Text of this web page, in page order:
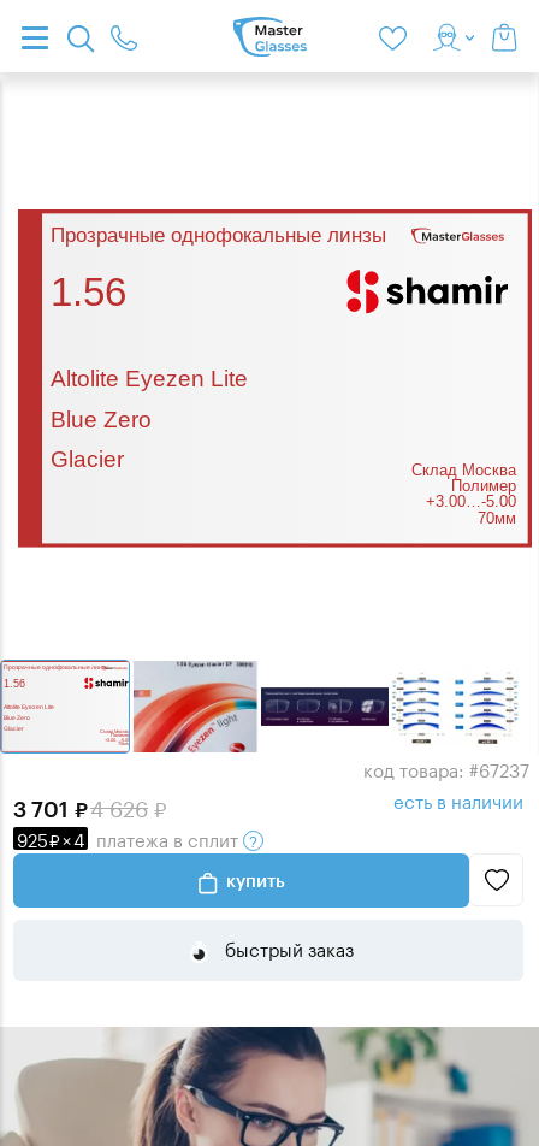
код товара: #67237
4 626
3 701
925 ×4 платежа в сплит
есть в наличии
купить
быстрый заказ